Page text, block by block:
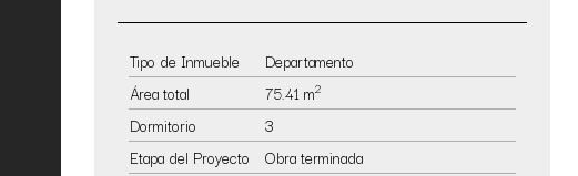
Tipo de Inmueble
Departamento
Área total
75.41 m2
Dormitorio
3
Etapa del Proyecto
Obra terminada